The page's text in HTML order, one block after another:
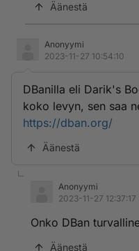
Äänestä
Anonyymi
2023-11-27 10:54:10
DBanilla eli Darik's
koko levyn, sen saa
https://dban.org/
Äänestä
Anonyymi
2023-11-27 12:37:17
Onko DBan
Äänestä